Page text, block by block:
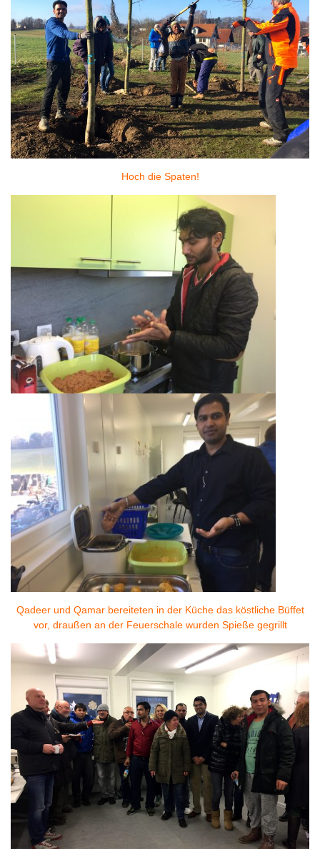
Hoch die Spaten!
Qadeer und Qamar bereiteten in der Küche das köstliche Büffet
vor, draußen an der Feuerschale wurden Spieße gegrillt